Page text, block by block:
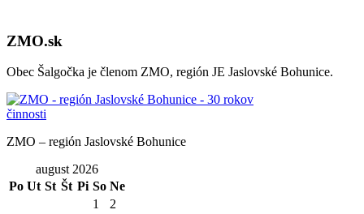
ZMO.sk
Obec Šalgočka je členom ZMO, región JE Jaslovské Bohunice.
ZMO – región Jaslovské Bohunice
august 2026
Po Ut St Št Pi So Ne
1
2